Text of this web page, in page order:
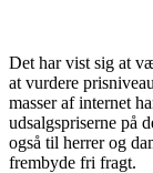
Det har vist sig at
at vurdere
masser af internet
udsalgspriserne på
også til herrer og
frembyde fri fragt.